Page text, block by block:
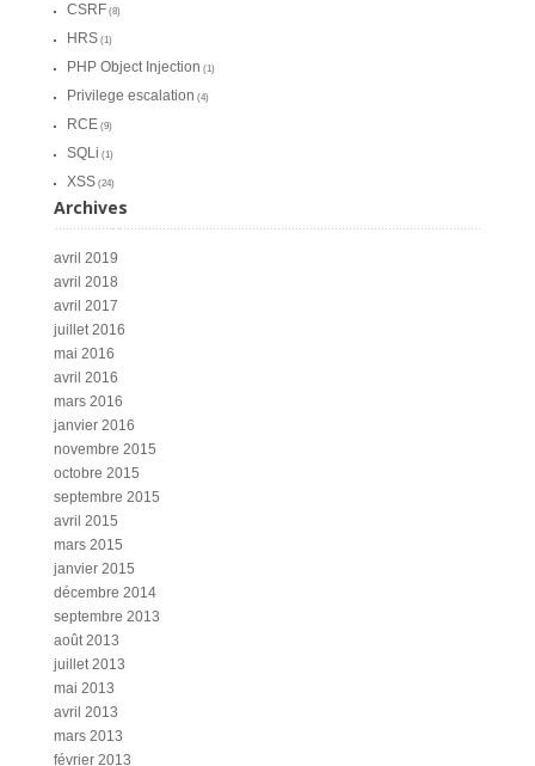
CSRF (8)
HRS (1)
PHP Object Injection (1)
Privilege escalation (4)
RCE (9)
SQLi (1)
XSS (24)
Archives
avril 2019
avril 2018
avril 2017
juillet 2016
mai 2016
avril 2016
mars 2016
janvier 2016
novembre 2015
octobre 2015
septembre 2015
avril 2015
mars 2015
janvier 2015
décembre 2014
septembre 2013
août 2013
juillet 2013
mai 2013
avril 2013
mars 2013
février 2013